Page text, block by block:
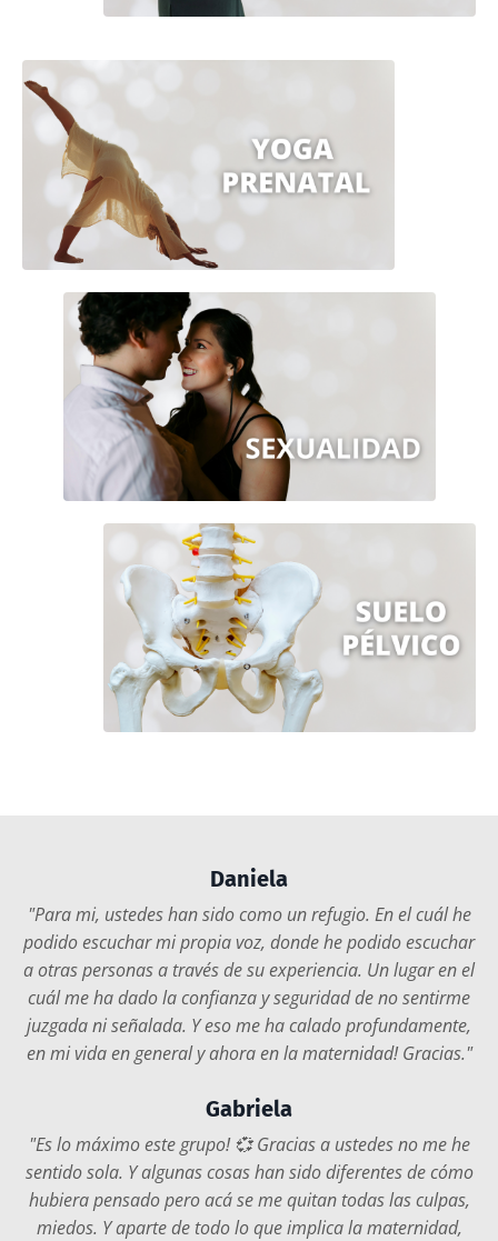
Daniela
"Para mi, ustedes han sido como un refugio. En el cuál he
podido escuchar mi propia voz, donde he podido escuchar
a otras personas a través de su experiencia. Un lugar en el
cuál me ha dado la confianza y seguridad de no sentirme
juzgada ni señalada. Y eso me ha calado profundamente,
en mi vida en general y ahora en la maternidad! Gracias."
Gabriela
"Es lo máximo este grupo! 💞 Gracias a ustedes no me he
sentido sola. Y algunas cosas han sido diferentes de cómo
hubiera pensado pero acá se me quitan todas las culpas,
miedos. Y aparte de todo lo que implica la maternidad,